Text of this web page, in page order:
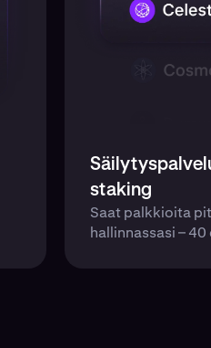
staking
Saat palkkioita
hallinnassasi –